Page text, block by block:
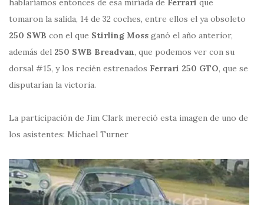
hablaríamos entonces de esa miríada de Ferrari que
tomaron la salida, 14 de 32 coches, entre ellos el ya obsoleto
250 SWB con el que Stirling Moss ganó el año anterior,
además del 250 SWB Breadvan, que podemos ver con su
dorsal #15, y los recién estrenados Ferrari 250 GTO, que se
disputarían la victoria.
La participación de Jim Clark mereció esta imagen de uno de
los asistentes: Michael Turner